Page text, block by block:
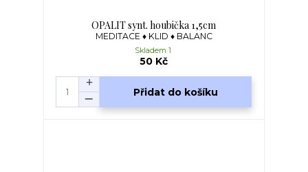
OPALIT synt. houbička 1,5cm
MEDITACE ♦ KLID ♦ BALANC
50 Kč
Skladem 1
Přidat do košíku